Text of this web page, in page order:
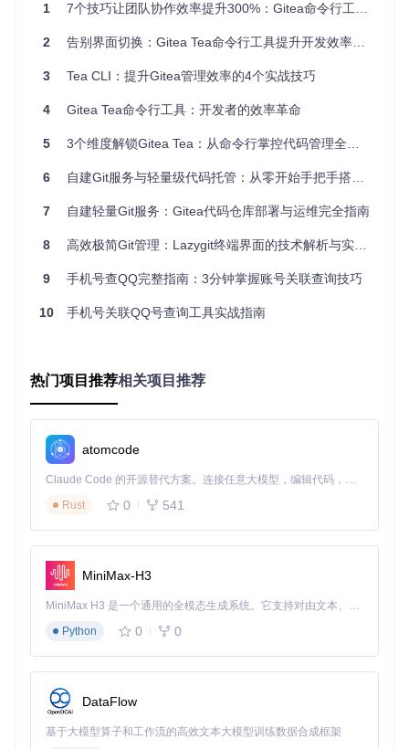
# 添加公司Gitea实例
tea login add --name=work --url=https://git.company.com --
# 切换到个人实例
适用场景：多组织协作、企业内外项目并行开发、开源贡献者
2.3 自动化友好：命令行驱动的DevOps流程 🤖
程中的自动发布，还是团队自定义的工作流工具，Tea都能作
# 自动创建版本发布的脚本片段
tea release create --tag= $VERSION --title=
三、场景化应用：Tea在实际开发中的3个高频场
景
3.1 日常开发工作流：从代码提交到PR创建的全流程
graph LR
    B --> C[tea pr create]
    C --> D[获取PR链接]
操作步骤：
无需打开浏览器，直接在终端执行
tle="用户认证模块重构"
Tea会自动检测当前分支和仓库信息，创建PR并返回链接
复制链接通知团队成员进行代码审查
效果展示：执行命令后，终端会显示类似以下信息：
1 7个技巧让团队协作效率提升300%：Gitea命令行工具实战指南
2 告别界面切换：Gitea Tea命令行工具提升开发效率实战指南
3 Tea CLI：提升Gitea管理效率的4个实战技巧
4 Gitea Tea命令行工具：开发者的效率革命
5 3个维度解锁Gitea Tea：从命令行掌控代码管理全流程
6 自建Git服务与轻量级代码托管：从零开始手把手搭建Gitea平台
7 自建轻量Git服务：Gitea代码仓库部署与运维完全指南
8 高效极简Git管理：Lazygit终端界面的技术解析与实战指南
9 手机号查QQ完整指南：3分钟掌握账号关联查询技巧
10 手机号关联QQ号查询工具实战指南
热门项目推荐相关项目推荐
atomcode
Claude Code 的开源替代方案。连接任意大模型，编辑代码，运行命令，自动验证 — 全自动执行。用 Rust 构建，极致性能。 ｜ An open-source alternative to Claude Code. Connect any LLM, edit code, run commands, and verify changes — autonomously. Built in Rust for speed. Get Started
Rust
0 541
MiniMax-H3
MiniMax H3 是一个通用的全模态生成系统。它支持对由文本、图像、视频和音频组成的多模态上下文进行统一理解，并能生成分辨率高达 2K、时长可达 15 秒的带原生立体声音频的视频。得益于面向任务泛化的系统设计，H3 在预训练阶段就已具备广泛的多模态上下文理解与生成能力，能够出色地执行复杂的多模态指令。
Python
0 0
DataFlow
基于大模型算子和工作流的高效文本大模型训练数据合成框架